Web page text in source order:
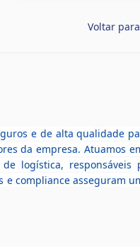
Voltar
e de alta qualidade
da empresa.
logística,
compliance asseguram